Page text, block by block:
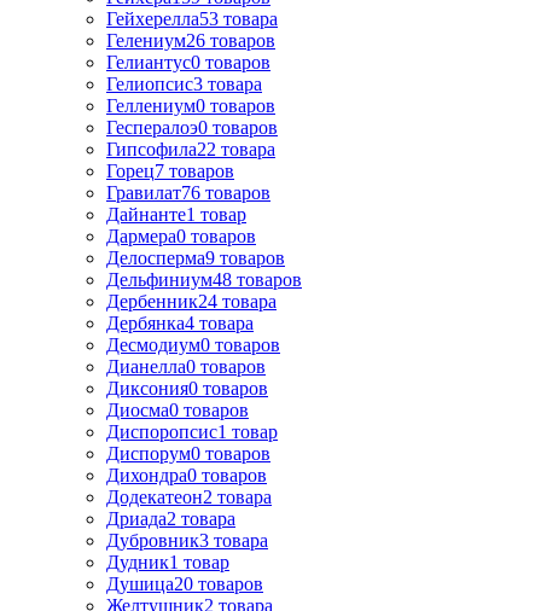
Гейхерелла53 товара
Гелениум26 товаров
Гелиантус0 товаров
Гелиопсис3 товара
Геллениум0 товаров
Геспералоэ0 товаров
Гипсофила22 товара
Горец7 товаров
Гравилат76 товаров
Дайнанте1 товар
Дармера0 товаров
Делосперма9 товаров
Дельфиниум48 товаров
Дербенник24 товара
Дербянка4 товара
Десмодиум0 товаров
Дианелла0 товаров
Диксония0 товаров
Диосма0 товаров
Диспоропсис1 товар
Диспорум0 товаров
Дихондра0 товаров
Додекатеон2 товара
Дриада2 товара
Дубровник3 товара
Дудник1 товар
Душица20 товаров
Желтушник2 товара